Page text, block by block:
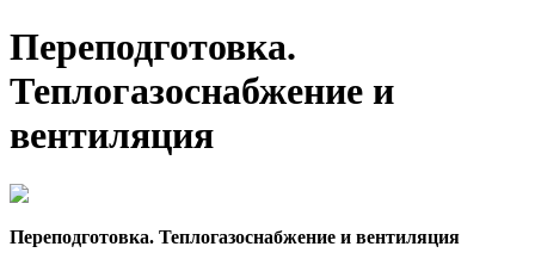
Переподготовка.
Теплогазоснабжение и
вентиляция
Переподготовка. Теплогазоснабжение и вентиляция